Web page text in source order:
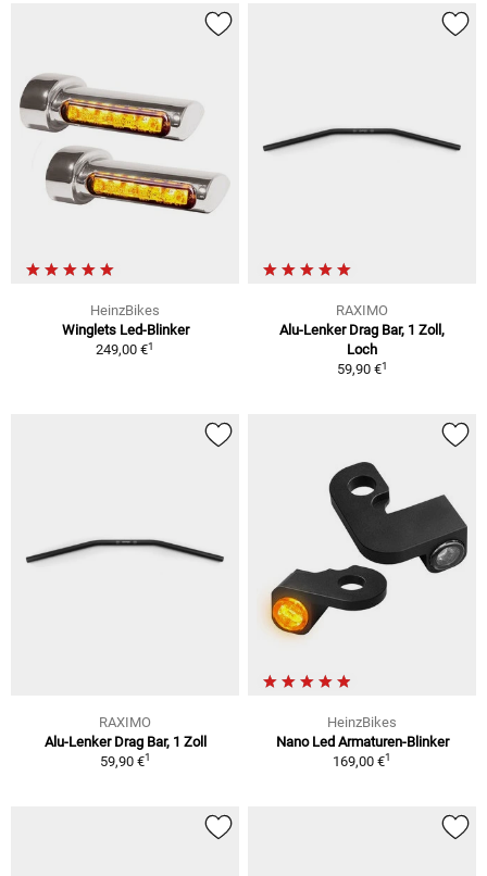
HeinzBikes
Winglets Led-Blinker
249,00 €1
RAXIMO
Alu-Lenker Drag Bar, 1 Zoll,
Loch
59,90 €1
RAXIMO
Alu-Lenker Drag Bar, 1 Zoll
59,90 €1
HeinzBikes
Nano Led Armaturen-Blinker
169,00 €1